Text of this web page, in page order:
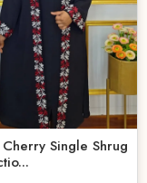
Single Shrug